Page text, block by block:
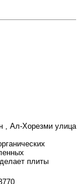
, Ал-Хорезми улица
плиты